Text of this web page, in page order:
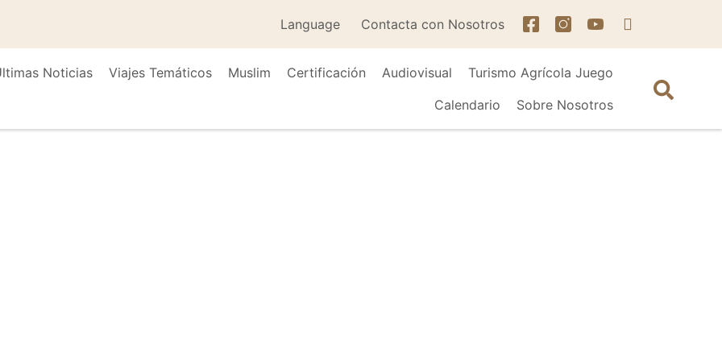
Language Contacta con Nosotros
Noticias Viajes Temáticos Muslim Certificación Audiovisual
Turismo Agrícola Juego
Calendario
Sobre Nosotros